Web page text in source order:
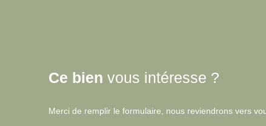
Ce bien vous intéresse ?
Merci de remplir le formulaire, nous reviendrons vers